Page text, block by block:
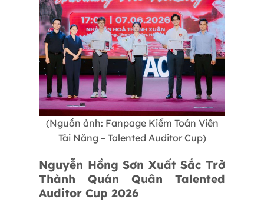
(Nguồn ảnh: Fanpage Kiểm Toán Viên
Tài Năng – Talented Auditor Cup)
Nguyễn Hồng Sơn Xuất Sắc Trở
Thành Quán Quân Talented
Auditor Cup 2026